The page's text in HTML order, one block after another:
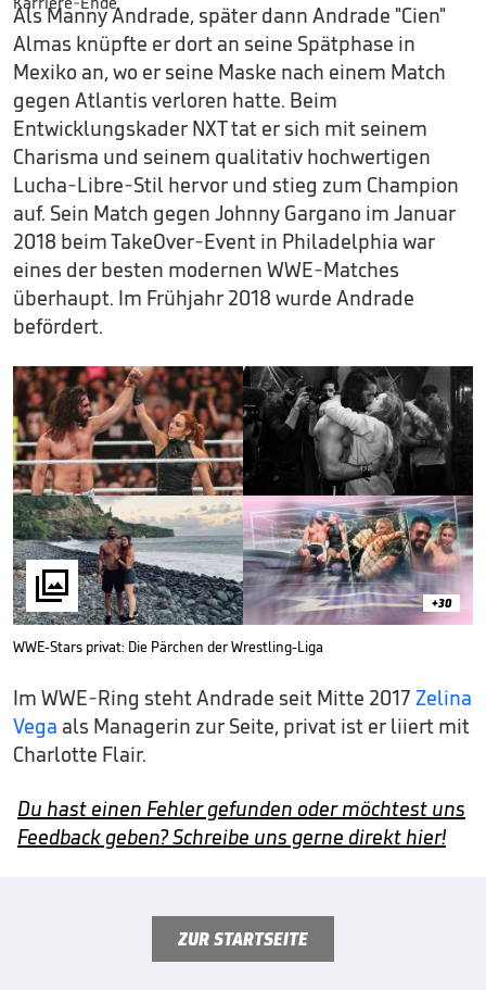
Als Manny Andrade, später dann Andrade "Cien"
Almas knüpfte er dort an seine Spätphase in
Mexiko an, wo er seine Maske nach einem Match
gegen Atlantis verloren hatte. Beim
Entwicklungskader NXT tat er sich mit seinem
Charisma und seinem qualitativ hochwertigen
Lucha-Libre-Stil hervor und stieg zum Champion
auf. Sein Match gegen Johnny Gargano im Januar
2018 beim TakeOver-Event in Philadelphia war
eines der besten modernen WWE-Matches
überhaupt. Im Frühjahr 2018 wurde Andrade
befördert.
 +30
WWE-Stars privat: Die Pärchen der Wrestling-Liga
Im WWE-Ring steht Andrade seit Mitte 2017 Zelina
Vega als Managerin zur Seite, privat ist er liiert mit
Charlotte Flair.
Du hast einen Fehler gefunden oder möchtest uns
Feedback geben? Schreibe uns gerne direkt hier!
ZUR STARTSEITE